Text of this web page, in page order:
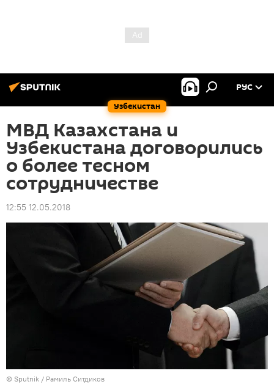
Узбекистан
РУС
МВД Казахстана и
Узбекистана договорились
о более тесном
сотрудничестве
12:55 12.05.2018
© Sputnik / Рамиль Ситдиков